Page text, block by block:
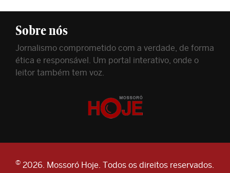
Sobre nós
Jornalismo comprometido com a verdade, de forma
ética e responsável. Um portal interativo, onde o
leitor também tem voz.
© 2026. Mossoró Hoje. Todos os direitos reservados.